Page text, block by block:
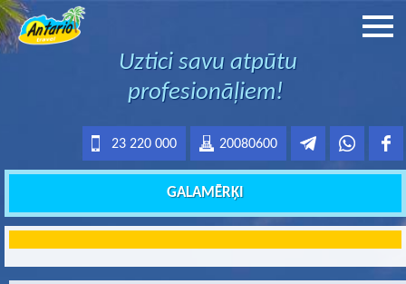
Uztici savu atpūtu
profesionāļiem!
20080600
23 220 000
GALAMĒRĶI